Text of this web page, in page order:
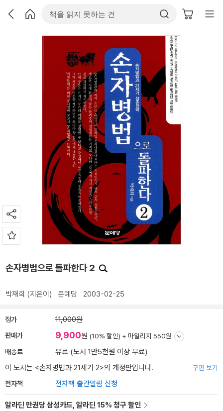
손자병법으로 돌파한다 2
박재희 (지은이) 문예당 2003-02-25
정가 11,000원
판매가 9,900원 (10% 할인) + 마일리지 550원
배송료
유료 (도서 1만5천원 이상 무료)
이 도서는 <손자병법과 21세기 2>의 개정판입니다. 구판 보기
전자책 전자책 출간알림 신청
알라딘 만권당 삼성카드, 알라딘 15% 청구 할인